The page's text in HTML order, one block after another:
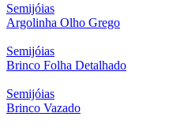
Semijóias
Argolinha Olho Grego
Semijóias
Brinco Folha Detalhado
Semijóias
Brinco Vazado